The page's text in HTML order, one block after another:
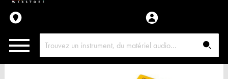
Pièces détachées